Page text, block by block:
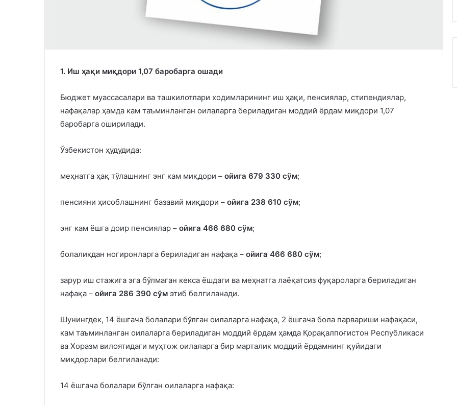
1. Иш ҳақи миқдори 1,07 баробарга ошади
Бюджет муассасалари ва ташкилотлари ходимларининг иш ҳақи, пенсиялар, стипендиялар,
нафақалар ҳамда кам таъминланган оилаларга бериладиган моддий ёрдам миқдори 1,07
баробарга оширилади.
Ўзбекистон ҳудудида:
меҳнатга ҳақ тўлашнинг энг кам миқдори – ойига 679 330 сўм;
пенсияни ҳисоблашнинг базавий миқдори – ойига 238 610 сўм;
энг кам ёшга доир пенсиялар – ойига 466 680 сўм;
болаликдан ногиронларга бериладиган нафақа – ойига 466 680 сўм;
зарур иш стажига эга бўлмаган кекса ёшдаги ва меҳнатга лаёқатсиз фуқароларга бериладиган
нафақа – ойига 286 390 сўм этиб белгиланади.
Шунингдек, 14 ёшгача болалари бўлган оилаларга нафақа, 2 ёшгача бола парвариши нафақаси,
кам таъминланган оилаларга бериладиган моддий ёрдам ҳамда Қорақалпоғистон Республикаси
ва Хоразм вилоятидаги муҳтож оилаларга бир марталик моддий ёрдамнинг қуйидаги
миқдорлари белгиланади:
14 ёшгача болалари бўлган оилаларга нафақа: